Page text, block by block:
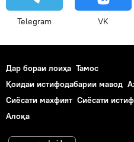
Telegram VK
Дар бораи лоиҳа Тамос
Қоидаи истифодабарии мавод
Сиёсати махфият Сиёсати
Алоқа